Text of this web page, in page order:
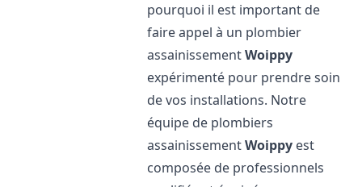
pourquoi il est important de
faire appel à un plombier
assainissementWoippy
expérimenté pour prendre soin
de vos installations. Notre
équipe de plombiers
assainissementWoippy est
composée de professionnels